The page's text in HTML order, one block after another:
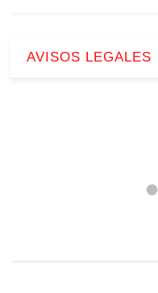
AVISOS LEGALES